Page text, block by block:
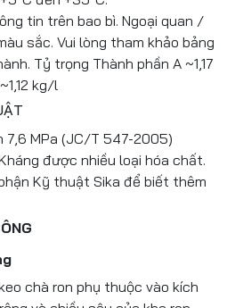
tin trên bao bì. Ngoại quan /
sắc. Vui lòng tham khảo bảng
Tỷ trọng Thành phần A ~1,17
kg/l
7,6 MPa (JC/T 547-2005)
Kháng được nhiều loại hóa chất.
Kỹ thuật Sika để biết thêm
chà ron phụ thuộc vào kích